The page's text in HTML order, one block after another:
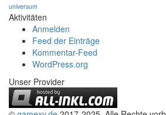
universum
Aktivitäten
Anmelden
Feed der Einträge
Kommentar-Feed
WordPress.org
Unser Provider